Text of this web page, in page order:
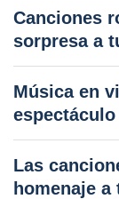
Canciones
sorpresa a
Música en
Las
homenaje